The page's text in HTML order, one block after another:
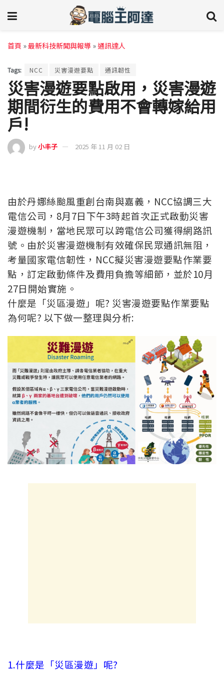
首頁 »最新科技新聞與報導 »通訊達人
Tags: NCC 災害漫遊要點 通訊韌性
災害漫遊要點啟用，災害漫遊
期間衍生的費用不會轉嫁給用
戶!
by小丰子 2025 年 11 月 02 日
由於丹娜絲颱風重創台南與嘉義，NCC協調三大
電信公司，8月7日下午3時起首次正式啟動災害
漫遊機制，當地民眾可以跨電信公司獲得網路訊
號。由於災害漫遊機制有效確保民眾通訊無阻，
考量國家電信韌性，NCC擬災害漫遊要點作業要
點，訂定啟動條件及費用負擔等細節，並於10月
27日開始實施。
什麼是「災區漫遊」呢? 災害漫遊要點作業要點
為何呢? 以下做一整理與分析:
1.什麼是「災區漫遊」呢?